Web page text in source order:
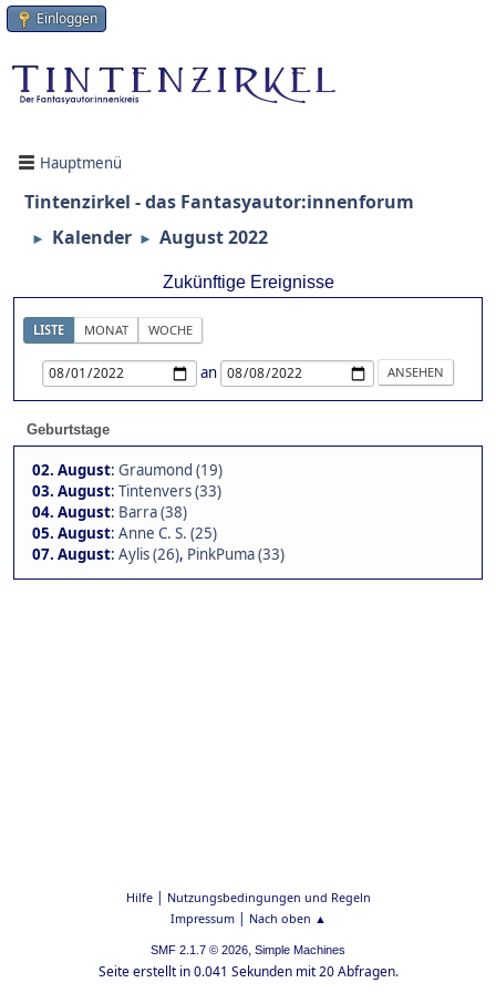
Einloggen
Hauptmenü
Tintenzirkel - das Fantasyautor:innenforum
► Kalender ► August 2022
Zukünftige Ereignisse
LISTE MONAT WOCHE
an
Geburtstage
02. August: Graumond (19)
03. August: Tintenvers (33)
04. August: Barra (38)
05. August: Anne C. S. (25)
07. August: Aylis (26), PinkPuma (33)
Hilfe| Nutzungsbedingungen und Regeln
Impressum| Nach oben ▲
SMF 2.1.7 © 2026, Simple Machines
Seite erstellt in 0.041 Sekunden mit 20 Abfragen.